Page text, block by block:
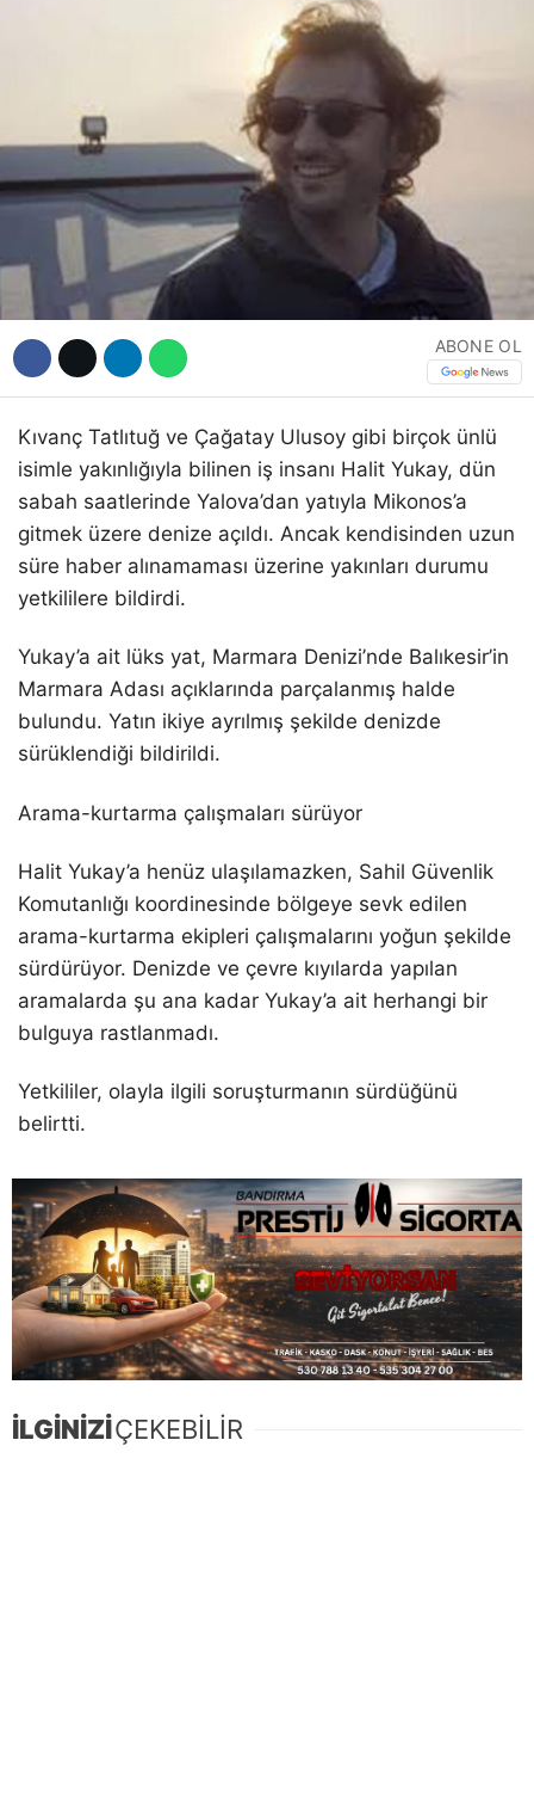
ABONE OL
Kıvanç Tatlıtuğ ve Çağatay Ulusoy gibi birçok ünlü
isimle yakınlığıyla bilinen iş insanı Halit Yukay, dün
sabah saatlerinde Yalova’dan yatıyla Mikonos’a
gitmek üzere denize açıldı. Ancak kendisinden uzun
süre haber alınamaması üzerine yakınları durumu
yetkililere bildirdi.
Yukay’a ait lüks yat, Marmara Denizi’nde Balıkesir’in
Marmara Adası açıklarında parçalanmış halde
bulundu. Yatın ikiye ayrılmış şekilde denizde
sürüklendiği bildirildi.
Arama-kurtarma çalışmaları sürüyor
Halit Yukay’a henüz ulaşılamazken, Sahil Güvenlik
Komutanlığı koordinesinde bölgeye sevk edilen
arama-kurtarma ekipleri çalışmalarını yoğun şekilde
sürdürüyor. Denizde ve çevre kıyılarda yapılan
aramalarda şu ana kadar Yukay’a ait herhangi bir
bulguya rastlanmadı.
Yetkililer, olayla ilgili soruşturmanın sürdüğünü
belirtti.
İLGİNİZİÇEKEBİLİR